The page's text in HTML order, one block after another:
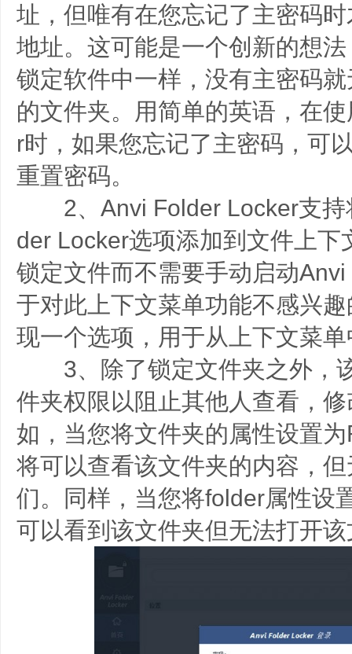
址，但唯有在您忘记了主密码
地址。这可能是一个创新的想
锁定软件中一样，没有主密码
的文件夹。用简单的英语，在
r时，如果您忘记了主密码，可
重置密码。
2、Anvi Folder Locker支持
der Locker选项添加到文件上下
锁定文件而不需要手动启动
于对此上下文菜单功能不感兴
现一个选项，用于从上下文菜
3、除了锁定文件夹之外，
件夹权限以阻止其他人查看，
如，当您将文件夹的属性设置
将可以查看该文件夹的内容，
们。同样，当您将folder属性设
可以看到该文件夹但无法打开